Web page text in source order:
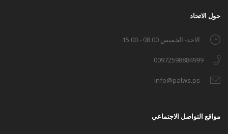
حول الاتحاد
الاحد- الخميس 08.00 - 15.00
00972598884999
info@palws.ps
مواقع التواصل الاجتماعي